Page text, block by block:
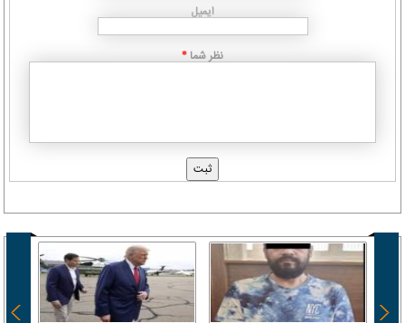
ایمیل
نظر شما *